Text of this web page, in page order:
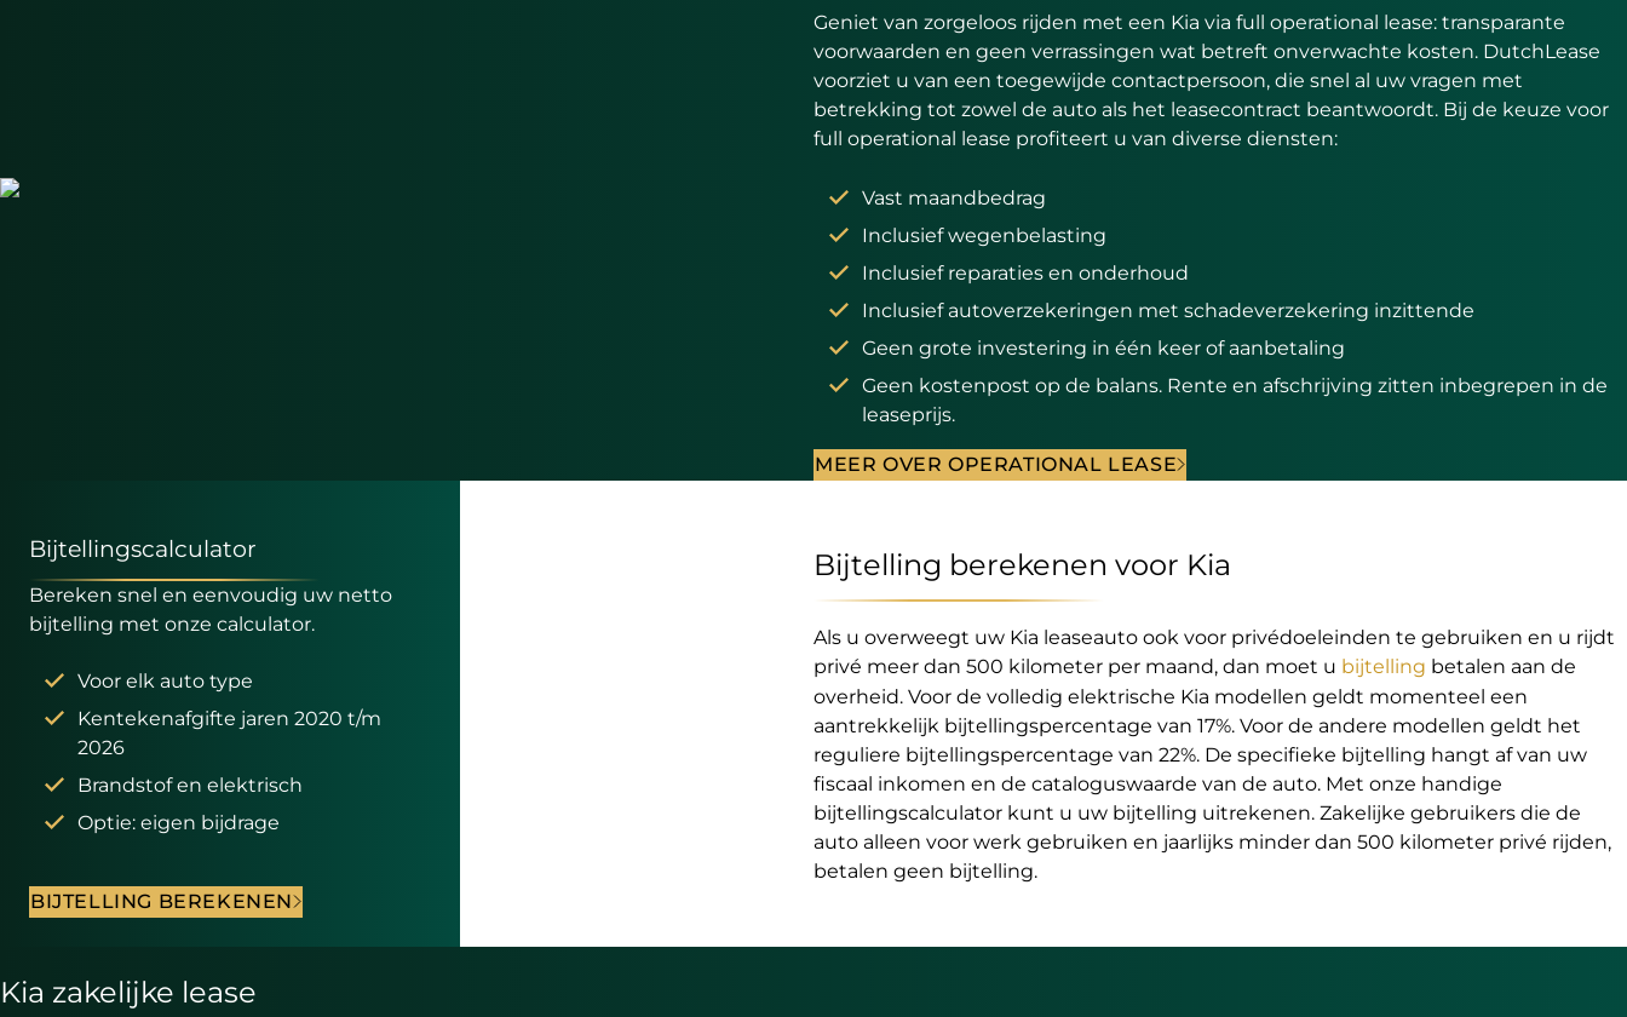
Geniet van zorgeloos rijden met een Kia via full operational lease: transparante
voorwaarden en geen verrassingen wat betreft onverwachte kosten. DutchLease
voorziet u van een toegewijde contactpersoon, die snel al uw vragen met
betrekking tot zowel de auto als het leasecontract beantwoordt. Bij de keuze voor
full operational lease profiteert u van diverse diensten:
Vast maandbedrag
Inclusief wegenbelasting
Inclusief reparaties en onderhoud
Inclusief autoverzekeringen met schadeverzekering inzittende
Geen grote investering in één keer of aanbetaling
Geen kostenpost op de balans. Rente en afschrijving zitten inbegrepen in de
leaseprijs.
MEER OVER OPERATIONAL LEASE
Bijtelling berekenen voor Kia
Als u overweegt uw Kia leaseauto ook voor privédoeleinden te gebruiken en u rijdt
privé meer dan 500 kilometer per maand, dan moet u bijtelling betalen aan de
overheid. Voor de volledig elektrische Kia modellen geldt momenteel een
aantrekkelijk bijtellingspercentage van 17%. Voor de andere modellen geldt het
reguliere bijtellingspercentage van 22%. De specifieke bijtelling hangt af van uw
fiscaal inkomen en de cataloguswaarde van de auto. Met onze handige
bijtellingscalculator kunt u uw bijtelling uitrekenen. Zakelijke gebruikers die de
auto alleen voor werk gebruiken en jaarlijks minder dan 500 kilometer privé rijden,
betalen geen bijtelling.
Bijtellingscalculator
Bereken snel en eenvoudig uw netto
bijtelling met onze calculator.
Voor elk auto type
Kentekenafgifte jaren 2020 t/m
2026
Brandstof en elektrisch
Optie: eigen bijdrage
BIJTELLING BEREKENEN
Kia zakelijke lease